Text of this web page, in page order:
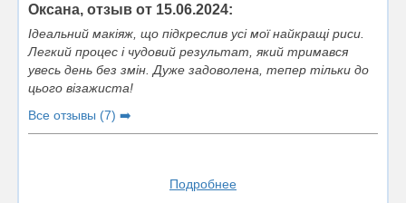
Оксана, отзыв от 15.06.2024:
Ідеальний макіяж, що підкреслив усі мої найкращі риси.
Легкий процес і чудовий результат, який тримався
увесь день без змін. Дуже задоволена, тепер тільки до
цього візажиста!
Все отзывы (7) ➡️
Подробнее